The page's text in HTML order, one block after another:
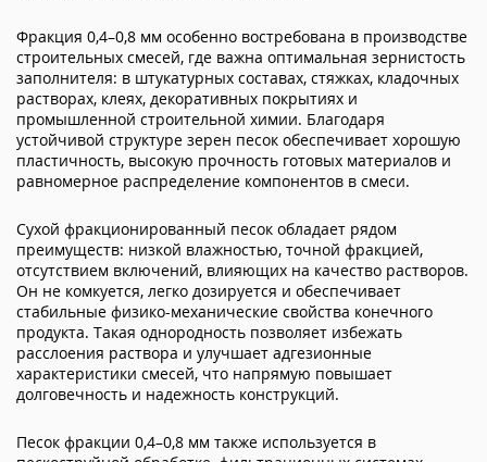
Фракция 0,4–0,8 мм особенно востребована в производстве
строительных смесей, где важна оптимальная зернистость
заполнителя: в штукатурных составах, стяжках, кладочных
растворах, клеях, декоративных покрытиях и
промышленной строительной химии. Благодаря
устойчивой структуре зерен песок обеспечивает хорошую
пластичность, высокую прочность готовых материалов и
равномерное распределение компонентов в смеси.
Сухой фракционированный песок обладает рядом
преимуществ: низкой влажностью, точной фракцией,
отсутствием включений, влияющих на качество растворов.
Он не комкуется, легко дозируется и обеспечивает
стабильные физико-механические свойства конечного
продукта. Такая однородность позволяет избежать
расслоения раствора и улучшает адгезионные
характеристики смесей, что напрямую повышает
долговечность и надежность конструкций.
Песок фракции 0,4–0,8 мм также используется в